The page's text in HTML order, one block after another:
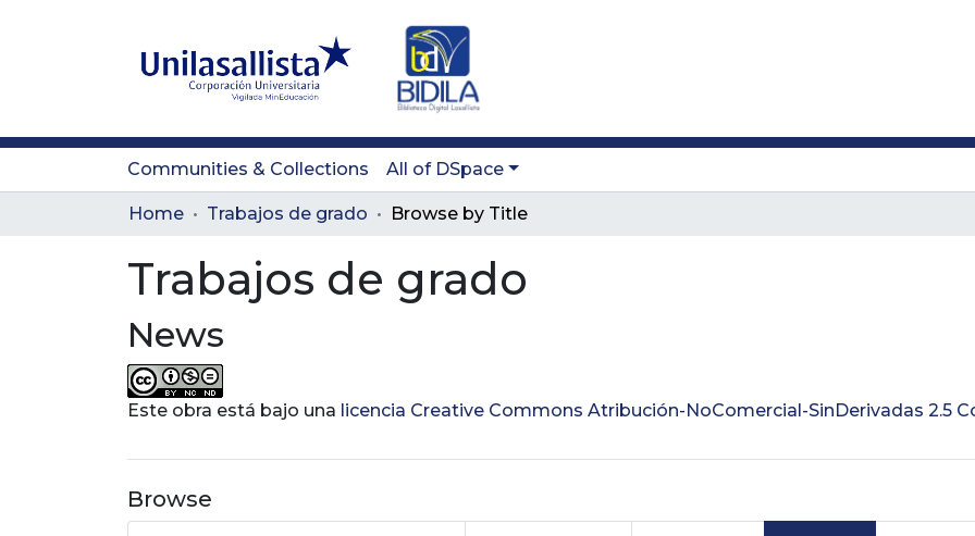
Communities & Collections All of DSpace
Home Trabajos de grado Browse by Title
Trabajos de grado
News
Este obra está bajo una licencia Creative Commons Atribución-NoComercial-SinDerivadas 2.5
Browse